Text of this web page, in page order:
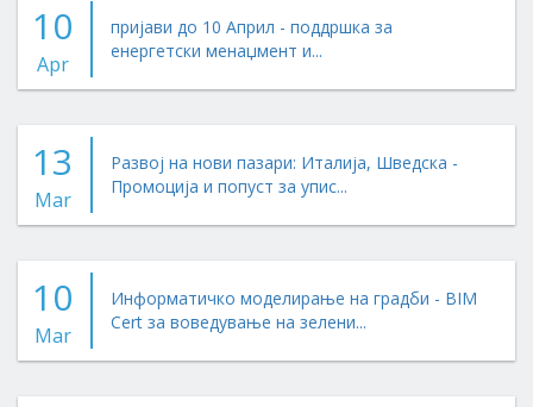
10
Apr
пријави до 10 Април - поддршка за
енергетски менаџмент и...
13
Mar
Развој на нови пазари: Италија, Шведска -
Промоција и попуст за упис...
10
Mar
Информатичко моделирање на градби - BIM
Cert за воведување на зелени...